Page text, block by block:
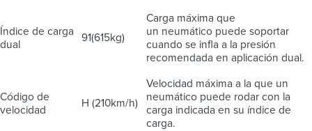
Índice de carga
dual
91(615kg)
Carga máxima que
un neumático puede soportar
cuando se infla a la presión
recomendada en aplicación dual.
Código de
velocidad
H (210km/h)
Velocidad máxima a la que un
neumático puede rodar con la
carga indicada en su índice de
carga.